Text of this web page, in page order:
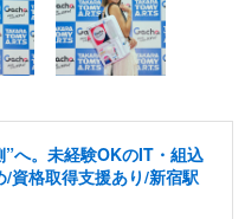
へ。未経験OKのIT・組込
資格取得支援あり/新宿駅